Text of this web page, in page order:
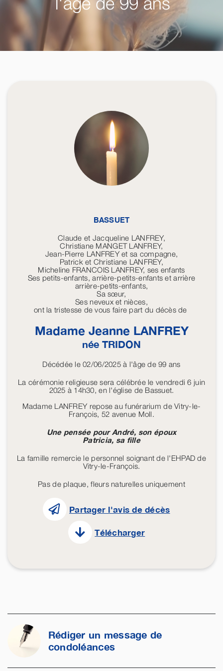
BASSUET
Claude et Jacqueline LANFREY,
Christiane MANGET LANFREY,
Jean-Pierre LANFREY et sa compagne,
Patrick et Christiane LANFREY,
Micheline FRANCOIS LANFREY, ses enfants
Ses petits-enfants, arrière-petits-enfants et arrière
arrière-petits-enfants,
Sa sœur,
Ses neveux et nièces,
ont la tristesse de vous faire part du décès de
Madame Jeanne LANFREY
née TRIDON
Décédée le 02/06/2025 à l'âge de 99 ans
La cérémonie religieuse sera célébrée le vendredi 6 juin
2025 à 14h30, en l'église de Bassuet.
Madame LANFREY repose au funérarium de Vitry-le-
François, 52 avenue Moll.
Une pensée pour André, son époux
Patricia, sa fille
La famille remercie le personnel soignant de l'EHPAD de
Vitry-le-François.
Pas de plaque, fleurs naturelles uniquement
Partager l'avis de décès
Télécharger
Rédiger un message de
condoléances